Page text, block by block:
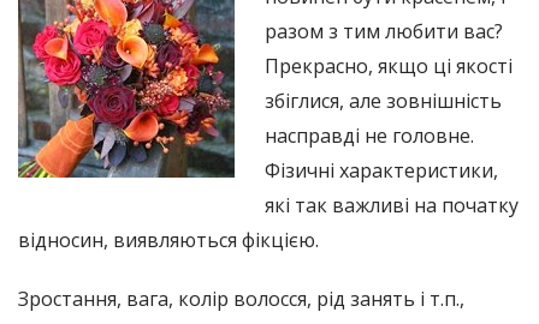
разом з тим любити вас?
Прекрасно, якщо ці якості
збіглися, але зовнішність
насправді не головне.
Фізичні характеристики,
які так важливі на початку
відносин, виявляються фікцією.
Зростання, вага, колір волосся, рід занять і т.п.,